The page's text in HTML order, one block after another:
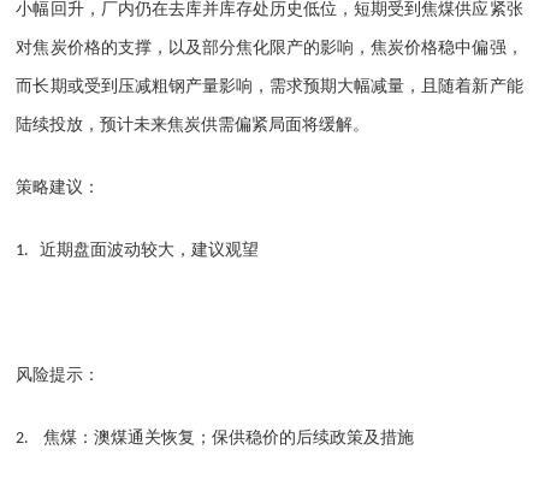
小幅回升，厂内仍在去库并库存处历史低位，短期受到焦煤供应紧张
对焦炭价格的支撑，以及部分焦化限产的影响，焦炭价格稳中偏强，
而长期或受到压减粗钢产量影响，需求预期大幅减量，且随着新产能
陆续投放，预计未来焦炭供需偏紧局面将缓解。
策略建议：
1.近期盘面波动较大，建议观望
风险提示：
2.焦煤：澳煤通关恢复；保供稳价的后续政策及措施